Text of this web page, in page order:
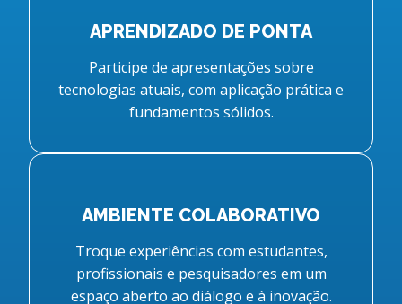
APRENDIZADO DE PONTA
Participe de apresentações sobre
tecnologias atuais, com aplicação prática e
fundamentos sólidos.
AMBIENTE COLABORATIVO
Troque experiências com estudantes,
profissionais e pesquisadores em um
espaço aberto ao diálogo e à inovação.